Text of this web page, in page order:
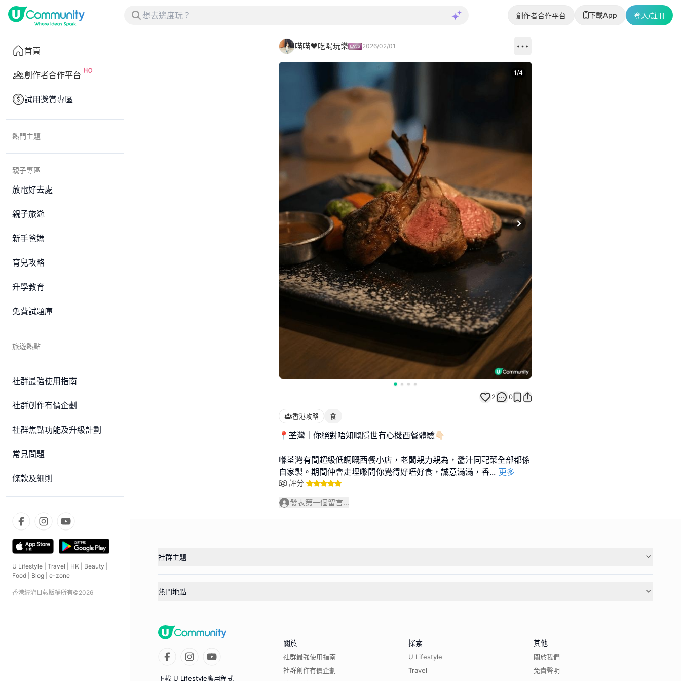
創作者合作平台 下載App 登入/註冊
首頁
創作者合作平台
試用獎賞專區
熱門主題
親子專區
放電好去處
親子旅遊
新手爸媽
育兒攻略
升學教育
免費試題庫
旅遊熱點
社群最強使用指南
社群創作有價企劃
社群焦點功能及升級計劃
常見問題
條款及細則
U Lifestyle Travel HK Beauty
Food
Blog e-zone
香港經濟日報版權所有©2026
喵喵❤️吃喝玩樂 2026/02/01
Next slide
1/4
2 0
香港攻略 食
📍荃灣｜你絕對唔知嘅隱世有心機西餐體驗👇🏻
喺荃灣有間超級低調嘅西餐小店，老闆親力親為，醬汁同配菜全部都係
自家製。期間仲會走埋嚟問你覺得好唔好食，誠意滿滿，香... 更多
評分
發表第一個留言...
社群主題
熱門地點
下載 U Lifestyle應用程式
關於
社群最強使用指南
社群創作有價企劃
探索
U Lifestyle
Travel
其他
關於我們
免責聲明